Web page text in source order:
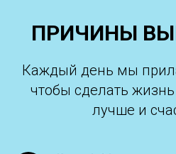
ПРИЧИНЫ
Каждый день мы
чтобы сделать
лучше и